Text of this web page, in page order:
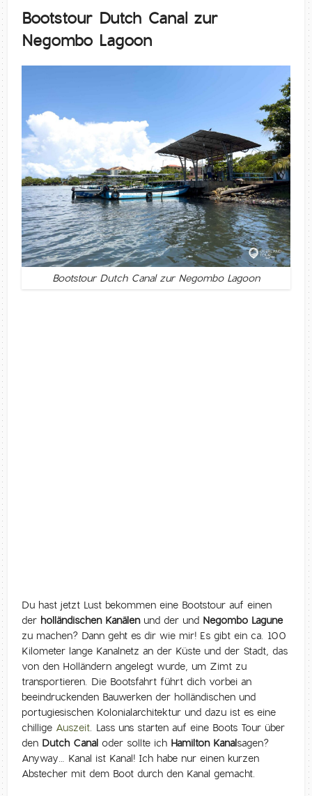
Bootstour Dutch Canal zur
Negombo Lagoon
Bootstour Dutch Canal zur Negombo Lagoon
Du hast jetzt Lust bekommen eine Bootstour auf einen
der holländischen Kanälenund der und Negombo Lagune
zu machen? Dann geht es dir wie mir! Es gibt ein ca. 100
Kilometer lange Kanalnetz an der Küste und der Stadt, das
von den Holländern angelegt wurde, um Zimt zu
transportieren. Die Bootsfahrt führt dich vorbei an
beeindruckenden Bauwerken der holländischen und
portugiesischen Kolonialarchitektur und dazu ist es eine
chillige Auszeit. Lass uns starten auf eine Boots Tour über
den Dutch Canal oder sollte ich Hamilton Kanalsagen?
Anyway… Kanal ist Kanal! Ich habe nur einen kurzen
Abstecher mit dem Boot durch den Kanal gemacht.